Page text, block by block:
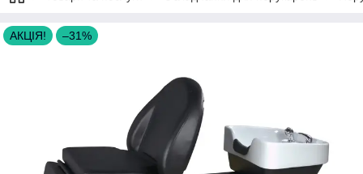
АКЦІЯ! –31%